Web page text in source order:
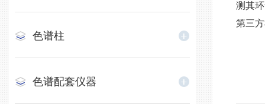
色谱柱
色谱配套仪器
测其
第三